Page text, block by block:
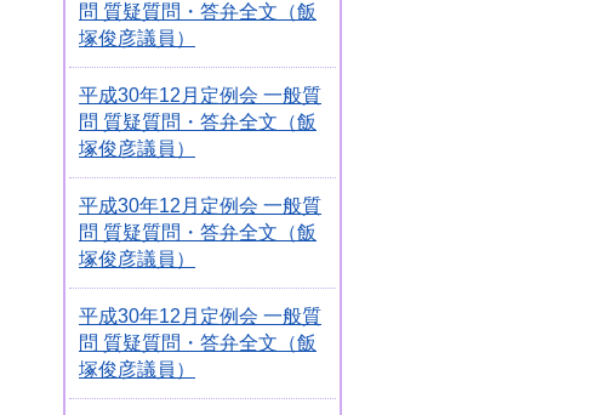
問 質疑質問・答弁全文（飯
塚俊彦議員）
平成30年12月定例会 一般質
問 質疑質問・答弁全文（飯
塚俊彦議員）
平成30年12月定例会 一般質
問 質疑質問・答弁全文（飯
塚俊彦議員）
平成30年12月定例会 一般質
問 質疑質問・答弁全文（飯
塚俊彦議員）